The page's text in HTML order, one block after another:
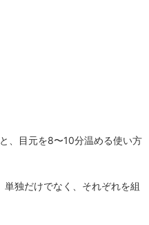
、目元を8〜10分温める使い方
独だけでなく、それぞれを組